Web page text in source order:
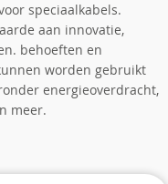
speciaalkabels.
aan innovatie,
behoeften en
worden gebruikt
energieoverdracht,
meer.